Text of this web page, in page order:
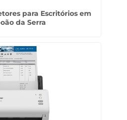
para Escritórios em
da Serra